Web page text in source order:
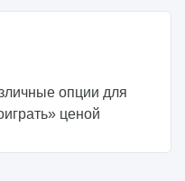
опции для
ценой